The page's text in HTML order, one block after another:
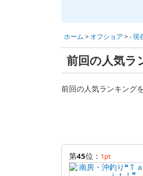
ホーム > オフショア > -現
前回の人気ラ
前回の人気ランキング
第45位： 1pt